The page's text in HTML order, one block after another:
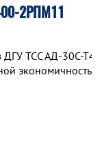
2РПМ11
ДГУ ТСС АД-30С-
экономичностью.